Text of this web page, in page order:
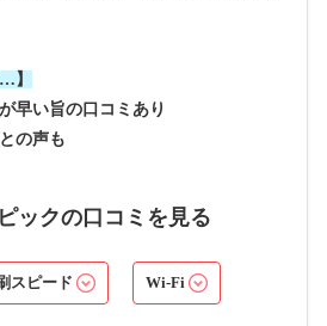
】
早い旨の口コミあり
の声も
ックの口コミを見る
スピード Wi-Fi